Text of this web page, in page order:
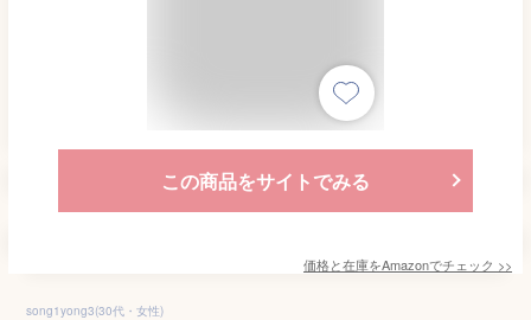
この商品をサイトでみる
価格と在庫をAmazonでチェック >>
song1yong3(30代・女性)